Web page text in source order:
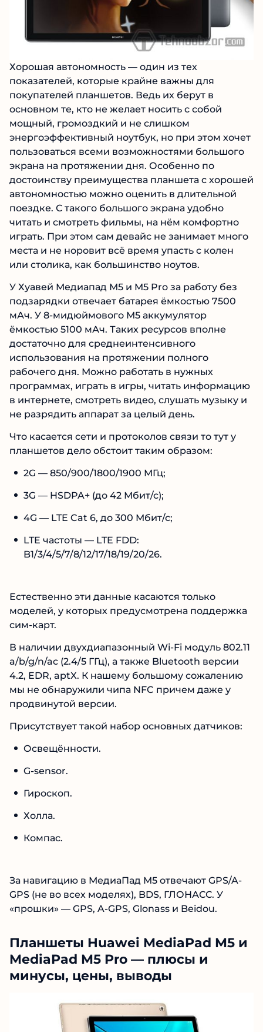
Хорошая автономность — один из тех
показателей, которые крайне важны для
покупателей планшетов. Ведь их берут в
основном те, кто не желает носить с собой
мощный, громоздкий и не слишком
энергоэффективный ноутбук, но при этом хочет
пользоваться всеми возможностями большого
экрана на протяжении дня. Особенно по
достоинству преимущества планшета с хорошей
автономностью можно оценить в длительной
поездке. С такого большого экрана удобно
читать и смотреть фильмы, на нём комфортно
играть. При этом сам девайс не занимает много
места и не норовит всё время упасть с колен
или столика, как большинство ноутов.
У Хуавей Медиапад М5 и M5 Pro за работу без
подзарядки отвечает батарея ёмкостью 7500
мАч. У 8-мидюймового М5 аккумулятор
ёмкостью 5100 мАч. Таких ресурсов вполне
достаточно для среднеинтенсивного
использования на протяжении полного
рабочего дня. Можно работать в нужных
программах, играть в игры, читать информацию
в интернете, смотреть видео, слушать музыку и
не разрядить аппарат за целый день.
Что касается сети и протоколов связи то тут у
планшетов дело обстоит таким образом:
2G — 850/900/1800/1900 МГц;
3G — HSDPA+ (до 42 Мбит/с);
4G — LTE Cat 6, до 300 Мбит/с;
LTE частоты — LTE FDD:
B1/3/4/5/7/8/12/17/18/19/20/26.
Естественно эти данные касаются только
моделей, у которых предусмотрена поддержка
сим-карт.
В наличии двухдиапазонный Wi-Fi модуль 802.11
a/b/g/n/ac (2.4/5 ГГц), а также Bluetooth версии
4.2, EDR, aptX. К нашему большому сожалению
мы не обнаружили чипа NFC причем даже у
продвинутой версии.
Присутствует такой набор основных датчиков:
Освещённости.
G-sensor.
Гироскоп.
Холла.
Компас.
За навигацию в МедиаПад М5 отвечают GPS/A-
GPS (не во всех моделях), BDS, ГЛОНАСС. У
«прошки» — GPS, A-GPS, Glonass и Beidou.
Планшеты Huawei MediaPad M5 и
MediaPad M5 Pro — плюсы и
минусы, цены, выводы